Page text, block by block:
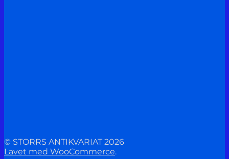
© STORRS ANTIKVARIAT 2026
Lavet med WooCommerce.